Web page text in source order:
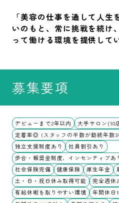
「美容の仕事を通して人
いのもと、常に挑戦を続け
って働ける環境を提供して
募集要項
デビューまで2年以内
大手サロン(10
定着率◎ (スタッフの半数が勤続年数3
独立支援制度あり
社員割引あり
歩合・報奨金制度、インセンティブあ
社会保険完備
健康保険 厚生年金
土・日・祝日休み取得可能
完全週休
有給休暇を取りやすい環境
年間休日